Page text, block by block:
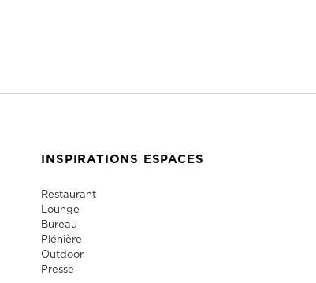
INSPIRATIONS ESPACES
Restaurant
Lounge
Bureau
Plénière
Outdoor
Presse